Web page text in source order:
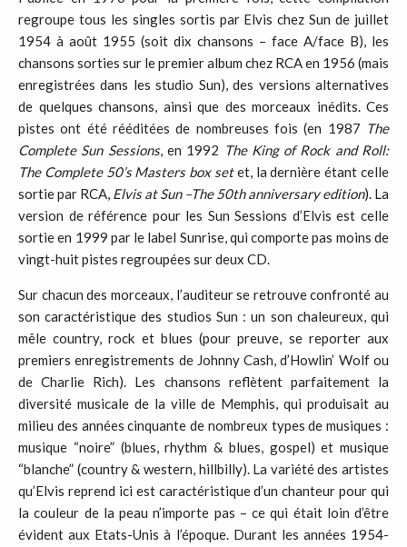
regroupe tous les singles sortis par Elvis chez Sun de juillet
1954 à août 1955 (soit dix chansons – face A/face B), les
chansons sorties sur le premier album chez RCA en 1956 (mais
enregistrées dans les studio Sun), des versions alternatives
de quelques chansons, ainsi que des morceaux inédits. Ces
pistes ont été rééditées de nombreuses fois (en 1987 The
Complete Sun Sessions, en 1992 The King of Rock and Roll:
The Complete 50’s Masters box setet, la dernière étant celle
sortie par RCA, Elvis at Sun –The 50th anniversary edition). La
version de référence pour les Sun Sessions d’Elvis est celle
sortie en 1999 par le label Sunrise, qui comporte pas moins de
vingt-huit pistes regroupées sur deux CD.
Sur chacun des morceaux, l’auditeur se retrouve confronté au
son caractéristique des studios Sun : un son chaleureux, qui
mêle country, rock et blues (pour preuve, se reporter aux
premiers enregistrements de Johnny Cash, d’Howlin’ Wolf ou
de Charlie Rich). Les chansons reflètent parfaitement la
diversité musicale de la ville de Memphis, qui produisait au
milieu des années cinquante de nombreux types de musiques :
musique “noire” (blues, rhythm & blues, gospel) et musique
“blanche” (country & western, hillbilly). La variété des artistes
qu’Elvis reprend ici est caractéristique d’un chanteur pour qui
la couleur de la peau n’importe pas – ce qui était loin d’être
évident aux Etats-Unis à l’époque. Durant les années 1954-